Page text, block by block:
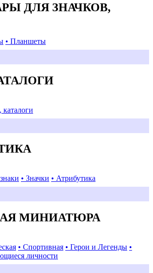
ДЛЯ ЗНАЧКОВ,
• Планшеты
• Значки • Атрибутика
МИНИАТЮРА
• Спортивная • Герои и Легенды •
личности